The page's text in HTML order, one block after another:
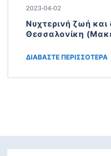
2023-04-02
Νυχτερινή ζωή
Θεσσαλονίκη
ΔΙΑΒΆΣΤΕ ΠΕΡΙΣΣΌΤΕΡΑ